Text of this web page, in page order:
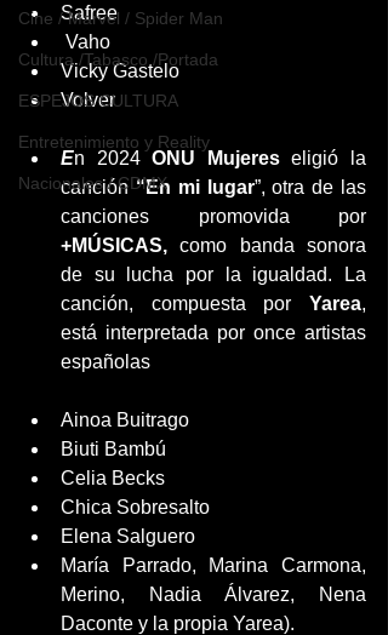
Cine / Marvel / Spider Man
Cultura /Tabasco /Portada
ESPEJOS CULTURA
Entretenimiento y Reality
Nacionales / CDMX
Safree
Vaho
Vicky Gastelo
Volver
En 2024 ONU Mujeres eligió la
canción “En mi lugar”, otra de las
+MÚSICAS, como banda sonora
de su lucha por la igualdad. La
canción, compuesta por Yarea,
está interpretada por once artistas
españolas
Ainoa Buitrago
Biuti Bambú
Celia Becks
Chica Sobresalto
Elena Salguero
María Parrado, Marina Carmona,
Merino, Nadia Álvarez, Nena
Daconte y la propia Yarea).